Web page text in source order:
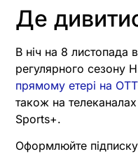
Де
В ніч на 8 листопада
регулярного сезону
прямому етері на
також на
Sports+.
Оформлюйте